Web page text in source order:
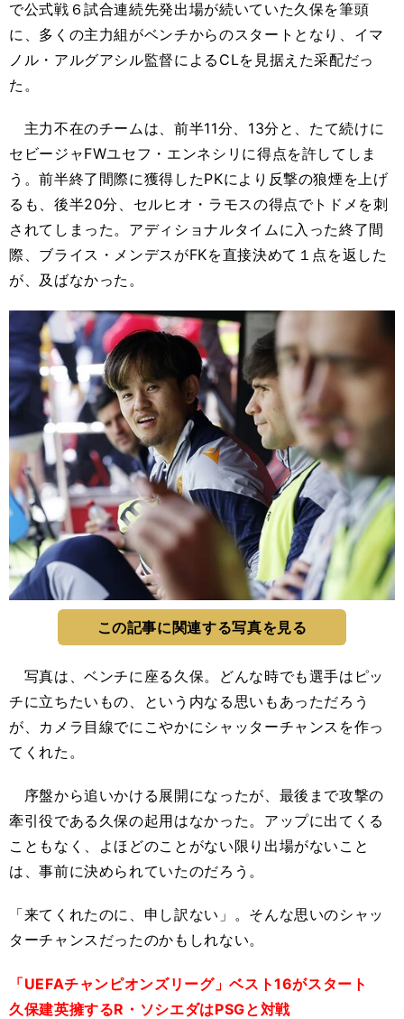
で公式戦６試合連続先発出場が続いていた久保を筆頭
に、多くの主力組がベンチからのスタートとなり、イマ
ノル・アルグアシル監督によるCLを見据えた采配だっ
た。
主力不在のチームは、前半11分、13分と、たて続けに
セビージャFWユセフ・エンネシリに得点を許してしま
う。前半終了間際に獲得したPKにより反撃の狼煙を上げ
るも、後半20分、セルヒオ・ラモスの得点でトドメを刺
されてしまった。アディショナルタイムに入った終了間
際、ブライス・メンデスがFKを直接決めて１点を返した
が、及ばなかった。
この記事に関連する写真を見る
写真は、ベンチに座る久保。どんな時でも選手はピッ
チに立ちたいもの、という内なる思いもあっただろう
が、カメラ目線でにこやかにシャッターチャンスを作っ
てくれた。
序盤から追いかける展開になったが、最後まで攻撃の
牽引役である久保の起用はなかった。アップに出てくる
こともなく、よほどのことがない限り出場がないこと
は、事前に決められていたのだろう。
「来てくれたのに、申し訳ない」。そんな思いのシャッ
ターチャンスだったのかもしれない。
「UEFAチャンピオンズリーグ」ベスト16がスタート
久保建英擁するR・ソシエダはPSGと対戦